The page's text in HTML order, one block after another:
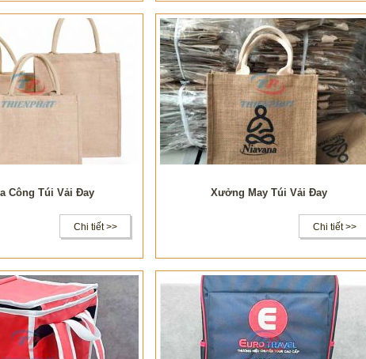
Công Túi Vải Đay
Chi tiết >>
Xưởng May Túi Vải Đay
Chi tiết >>